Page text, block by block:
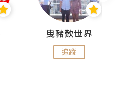
曳豬歎世界
追蹤